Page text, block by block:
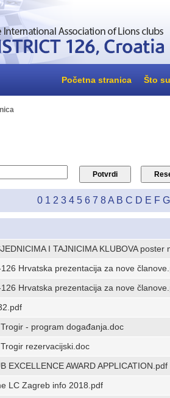
Početna stranica Što
0 1 2 3 4 5 6 7 8 A B C D E F G
I TAJNICIMA KLUBOVA poster
Hrvatska prezentacija za nove
Hrvatska prezentacija za nove
- program događanja.doc
rezervacijski.doc
EXCELLENCE AWARD APPLICATION.pdf
LC Zagreb info 2018.pdf